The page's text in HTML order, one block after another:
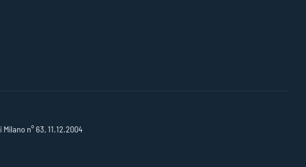
n° 63, 11.12.2004